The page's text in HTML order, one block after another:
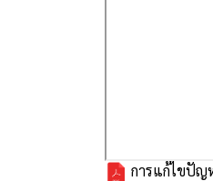
การแก้ไขปัญ